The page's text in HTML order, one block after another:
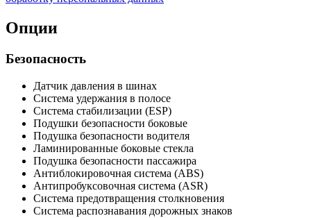
Опции
Безопасность
Датчик давления в шинах
Система удержания в полосе
Система стабилизации (ESP)
Подушки безопасности боковые
Подушка безопасности водителя
Ламинированные боковые стекла
Подушка безопасности пассажира
Антиблокировочная система (ABS)
Антипробуксовочная система (ASR)
Система предотвращения столкновения
Система распознавания дорожных знаков